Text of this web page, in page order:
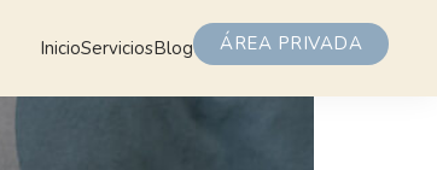
InicioServiciosBlog ÁREA PRIVADA